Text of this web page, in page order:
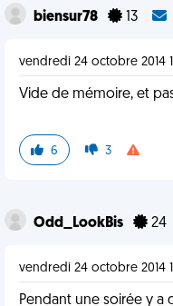
biensur78 13
vendredi 24 octobre 2014
Vide de mémoire, et
6 3
Odd_LookBis 24
vendredi 24 octobre 2014
Pendant une soirée y a